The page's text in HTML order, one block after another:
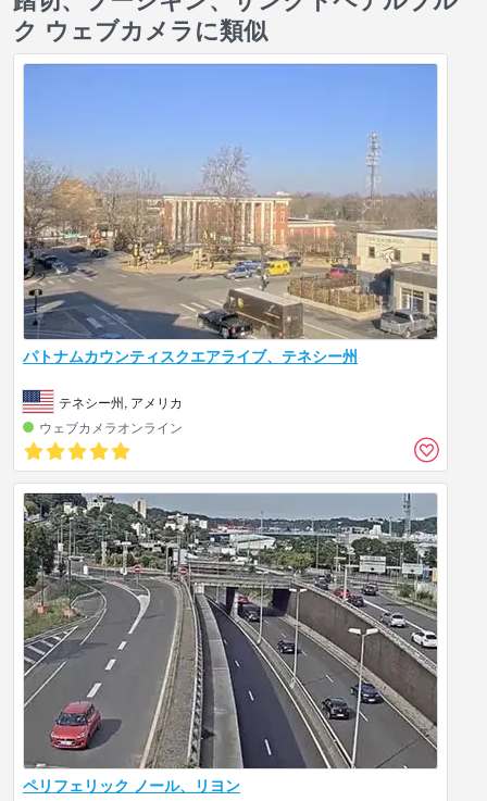
ク ウェブカメラに類似
パトナムカウンティスクエアライブ、テネシー州
テネシー州, アメリカ
ウェブカメラオンライン
ペリフェリック ノール、リヨン